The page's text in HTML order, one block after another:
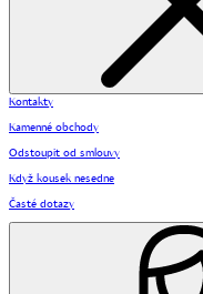
Kontakty
Kamenné obchody
Odstoupit od smlouvy
Když kousek nesedne
Časté dotazy